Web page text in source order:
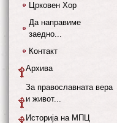
Црковен Хор
Да направиме
заедно...
Контакт
Архива
За православната вера
и живот...
Историја на МПЦ